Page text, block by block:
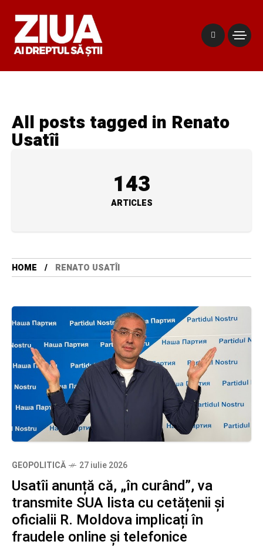
All posts tagged in Renato
Usatîi
143
ARTICLES
HOME RENATO USATÎI
GEOPOLITICĂ 27 iulie 2026
Usatîi anunță că, „în curând”, va
transmite SUA lista cu cetățenii și
oficialii R. Moldova implicați în
fraudele online și telefonice